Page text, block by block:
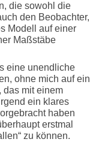
die sowohl die
den Beobachter,
Modell auf einer
Maßstäbe
eine unendliche
ohne mich auf ein
das mit einem
ein klares
haben
erstmal
zu können.